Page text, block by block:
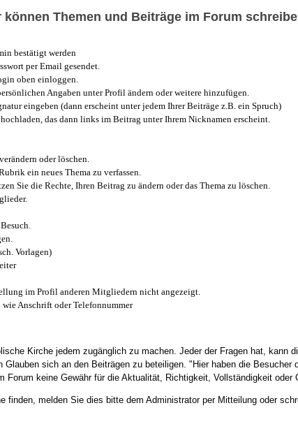
Themen und Beiträge im Forum
bestätigt werden
per Email gesendet.
oben einloggen.
Angaben unter Profil ändern oder weitere hinzufügen.
eingeben (dann erscheint unter jedem Ihrer Beiträge z.B. ein Spruch)
das dann links im Beitrag unter Ihrem Nicknamen erscheint.
oder löschen.
ein neues Thema zu verfassen.
Sie die Rechte, Ihren Beitrag zu ändern oder das Thema zu löschen.
Vorlagen)
im Profil anderen Mitgliedern nicht angezeigt.
Anschrift oder Telefonnummer
Kirche jedem zugänglich zu machen. Jeder der Fragen hat, kann
sich an den Beiträgen zu beteiligen. "Hier haben die
keine Gewähr für die Aktualität, Richtigkeit, Vollständigkeit
finden, melden Sie dies bitte dem Administrator per Mitteilung oder